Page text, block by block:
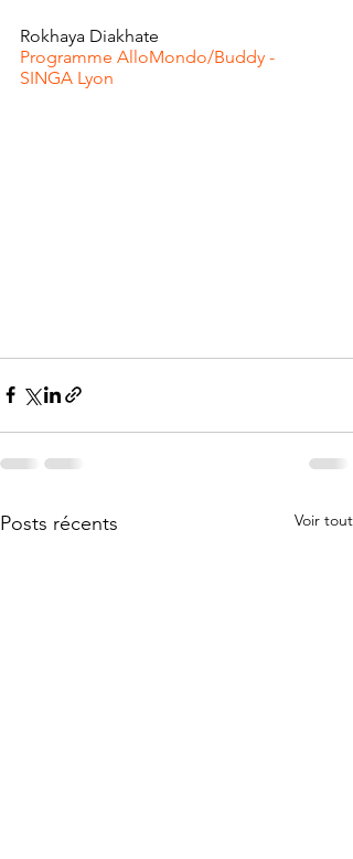
Rokhaya Diakhate
Programme AlloMondo/Buddy -
SINGA Lyon
Posts récents Voir tout